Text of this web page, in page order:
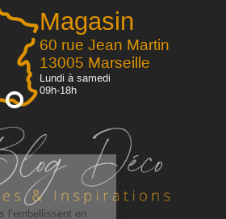
Magasin
60 rue Jean Martin
13005 Marseille
Lundi à samedi
09h-18h